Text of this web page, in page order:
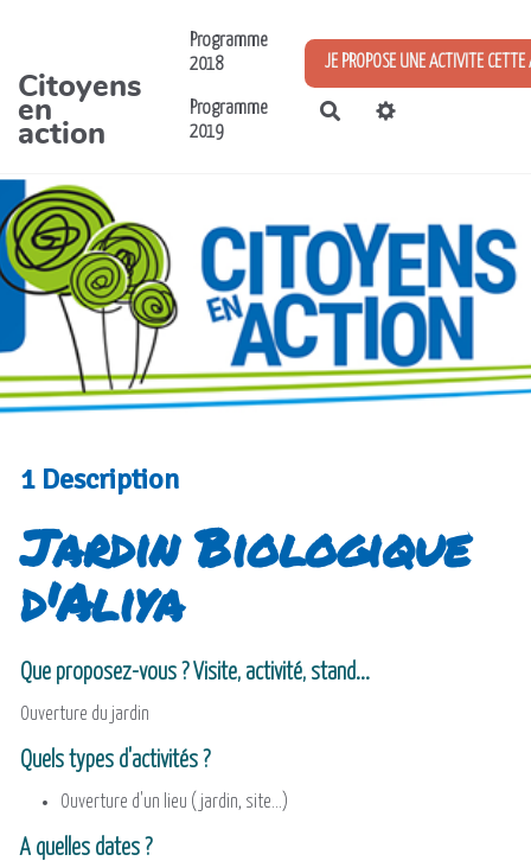
Aller au contenu principal
Citoyens
en
action
Programme
2018
Programme
2019
JE PROPOSE UNE ACTIVITE CETTE
Rechercher
1 Description
Jardin Biologique
d'Aliya
Que proposez-vous ? Visite, activité, stand...
Ouverture du jardin
Quels types d'activités ?
Ouverture d'un lieu (jardin, site...)
A quelles dates ?